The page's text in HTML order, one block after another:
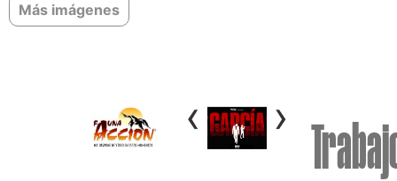
Más imágenes
‹ ›